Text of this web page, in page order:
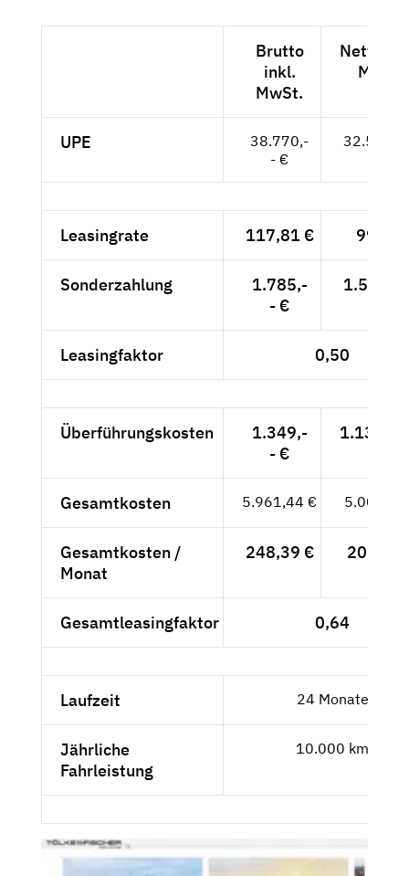
Brutto
inkl.
MwSt.
Netto
MwSt.
UPE
38.770,-
- €
Leasingrate 117,81 € 99,-- €
Sonderzahlung
1.785,-
- €
1.500,--
Leasingfaktor 0,50
Überführungskosten
1.349,-
- €
Gesamtkosten 5.961,44 € 5.009,61
Gesamtkosten /
Monat
248,39 € 208,73
Gesamtleasingfaktor 0,64
Laufzeit 24 Monate
Jährliche
Fahrleistung
10.000 km